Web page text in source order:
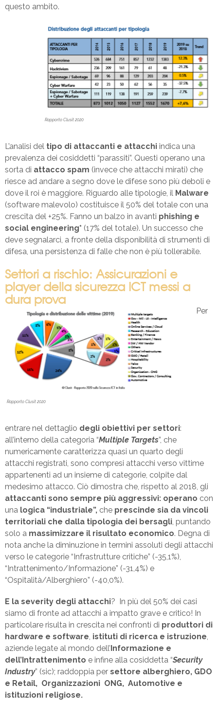
questo ambito.
Rapporto Clusit 2020
L’analisi del tipo di attaccanti e attacchi indica una
prevalenza dei cosiddetti “parassiti”. Questi operano una
sorta di attacco spam (invece che attacchi mirati) che
riesce ad andare a segno dove le difese sono più deboli e
dove il roi è maggiore. Riguardo alle tipologie, il Malware
(software malevolo) costituisce il 50% del totale con una
crescita del +25%. Fanno un balzo in avanti phishing e
social engineering* (17% del totale). Un successo che
deve segnalarci, a fronte della disponibilità di strumenti di
difesa, una persistenza di falle che non è più tollerabile.
Settori a rischio: Assicurazioni e
player della sicurezza ICT messi a
dura prova
Rapporto Clusit 2020
Per
entrare nel dettaglio degli obiettivi per settori:
all’interno della categoria “Multiple Targets”, che
numericamente caratterizza quasi un quarto degli
attacchi registrati, sono compresi attacchi verso vittime
appartenenti ad un insieme di categorie, colpite dal
medesimo attacco. Ciò dimostra che, rispetto al 2018, gli
attaccanti sono sempre più aggressivi: operano con
una logica “industriale”, che prescinde sia da vincoli
territoriali che dalla tipologia dei bersagli , puntando
solo a massimizzare il risultato economico. Degna di
nota anche la diminuzione in termini assoluti degli attacchi
verso le categorie “Infrastrutture critiche” (-35,1%),
“Intrattenimento/Informazione” (-31,4%) e
“Ospitalità/Alberghiero” (-40,0%).
E la severity degli attacchi? In più del 50% dei casi
siamo di fronte ad attacchi a impatto grave e critico! In
particolare risulta in crescita nei confronti di produttori di
hardware e software istituti di ricerca e istruzione
aziende legate al mondo dell’Informazione e
dell’Intrattenimento e infine alla cosiddetta “Security
Industry” (sic); raddoppia per settore alberghiero, GDO
e Retail, Organizzazioni ONG, Automotive e
istituzioni religiose.